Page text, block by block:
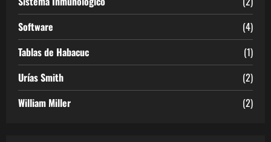
Software
(4)
Tablas de Habacuc
(1)
Urías Smith
(2)
William Miller
(2)